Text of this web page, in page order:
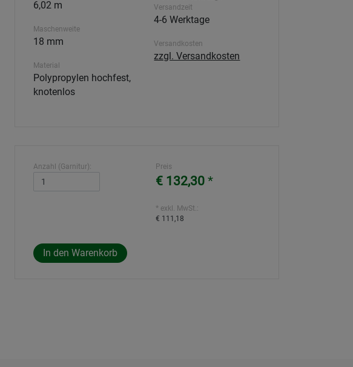
6,02 m
Maschenweite
18 mm
Material
Polypropylen hochfest,
knotenlos
Versandzeit
4-6 Werktage
Versandkosten
zzgl. Versandkosten
Anzahl (Garnitur): Preis
€ 132,30 *
* exkl. MwSt.:
€ 111,18